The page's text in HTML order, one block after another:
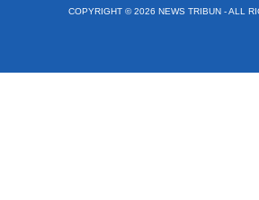
COPYRIGHT © 2026 NEWS TRIBUN - ALL